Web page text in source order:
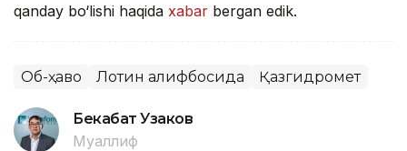
qanday bo‘lishi haqida xabar bergan edik.
Об-ҳаво Лотин алифбосида Қазгидромет
Бекабат Узаков
Муаллиф